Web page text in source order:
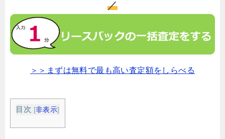
／
＞＞まずは無料で最も高い査定額をしらべる
目次 [非表示]